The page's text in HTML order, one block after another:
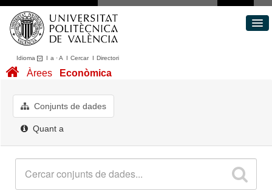
Idioma I a ·A I CercarI Directori
Conjunts de dades
Quant a
Àrees Econòmica
Conjunts de dades
Quant a